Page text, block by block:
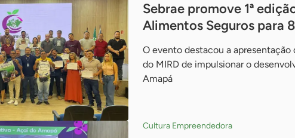
Sebrae promove 1ª
Alimentos Seguros para
O evento destacou a
do MIRD de impulsionar o
Amapá
Cultura Empreendedora